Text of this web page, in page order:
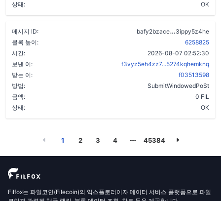
상태:
OK
메시지 ID: bafy2bzace
3ippy5z4he
블록 높이:
6258825
시간:
2026-08-07 02:52:30
보낸 이:
f3vyz5eh4zz7...5274kqhemknq
받는 이:
f03513598
방법:
SubmitWindowedPoSt
금액:
0 FIL
상태:
OK
1 2 3 4 45384
Filfox는 파일코인(Filecoin)의 익스플로러이자 데이터 서비스 플랫폼으로 파일